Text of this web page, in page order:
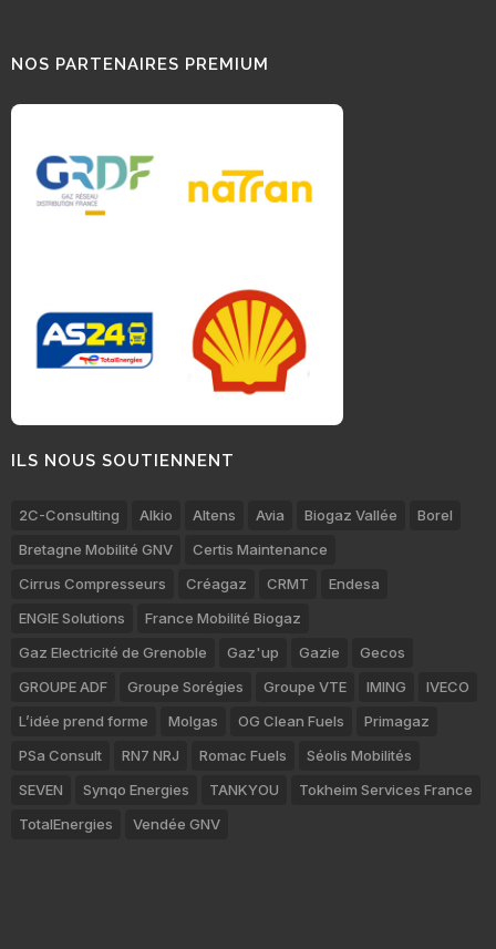
NOS PARTENAIRES PREMIUM
ILS NOUS SOUTIENNENT
2C-Consulting Alkio Altens Avia Biogaz Vallée
Borel
Bretagne Mobilité GNV
Certis Maintenance
Cirrus Compresseurs
Créagaz CRMT
Endesa
ENGIE Solutions
France Mobilité Biogaz
Gaz Electricité de Grenoble
Gaz'up Gazie
Gecos
GROUPE ADF
Groupe Sorégies Groupe VTE IMING
IVECO
L’idée prend forme
Molgas OG Clean Fuels
Primagaz
PSa Consult
RN7 NRJ Romac Fuels
Séolis Mobilités
SEVEN
Synqo Energies TANKYOU
Tokheim Services France
TotalEnergies
Vendée GNV